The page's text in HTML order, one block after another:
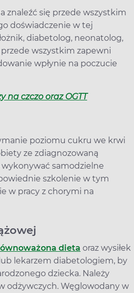
znaleźć się przede wszystkim
doświadczenie w tej
diabetolog, neonatolog,
wszystkim zapewni
wpłynie na poczucie
na czczo oraz OGTT
poziomu cukru we krwi
ze zdiagnozowaną
wykonywać samodzielne
szkolenie w tym
w pracy z chorymi na
dieta oraz wysiłek
lekarzem diabetologiem, by
dziecka. Należy
odżywczych. Węglowodany w